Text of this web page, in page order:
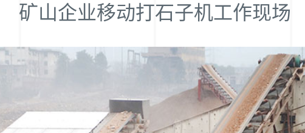
矿山企业移动打石子机工作现场